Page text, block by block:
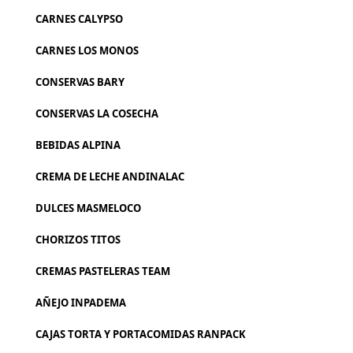
CARNES CALYPSO
CARNES LOS MONOS
CONSERVAS BARY
CONSERVAS LA COSECHA
BEBIDAS ALPINA
CREMA DE LECHE ANDINALAC
DULCES MASMELOCO
CHORIZOS TITOS
CREMAS PASTELERAS TEAM
AÑEJO INPADEMA
CAJAS TORTA Y PORTACOMIDAS RANPACK